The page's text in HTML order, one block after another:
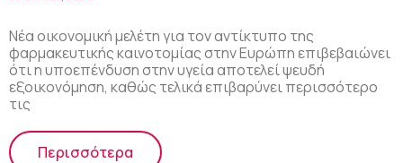
Νέα οικονομική μελέτη για τον αντίκτυπο της
φαρμακευτικής καινοτομίας στην Ευρώπη επιβεβαιώνει
ότι η υποεπένδυση στην υγεία αποτελεί ψευδή
εξοικονόμηση, καθώς τελικά επιβαρύνει περισσότερο
τις
Περισσότερα